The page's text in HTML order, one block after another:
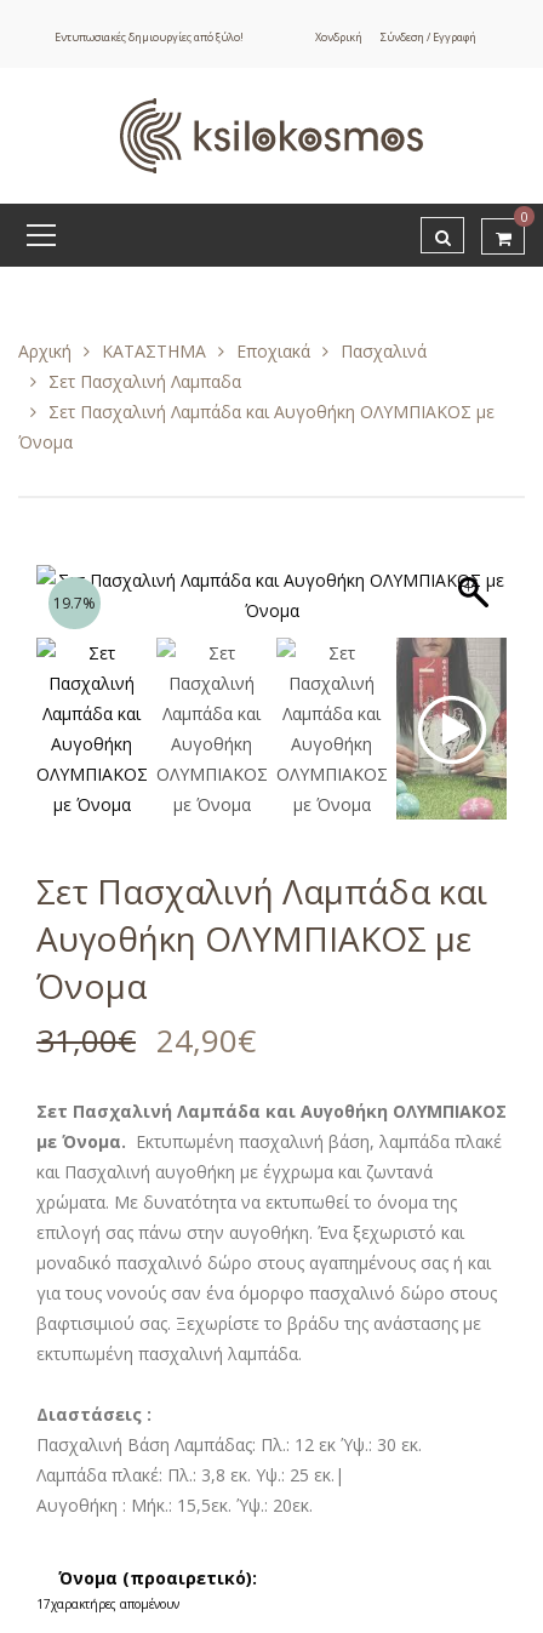
Εντυπωσιακές δημιουργίες από ξύλο! Χονδρική Σύνδεση / Εγγραφή
0
Αρχική ΚΑΤΑΣΤΗΜΑ Εποχιακά
Πασχαλινά
Σετ Πασχαλινή Λαμπαδα
Σετ Πασχαλινή Λαμπάδα και Αυγοθήκη ΟΛΥΜΠΙΑΚΟΣ με
Όνομα
19.7%
Σετ Πασχαλινή Λαμπάδα και
Αυγοθήκη ΟΛΥΜΠΙΑΚΟΣ με
Όνομα
31,00€ 24,90€
Σετ Πασχαλινή Λαμπάδα και Αυγοθήκη ΟΛΥΜΠΙΑΚΟΣ
με Όνομα. Εκτυπωμένη πασχαλινή βάση, λαμπάδα πλακέ
και Πασχαλινή αυγοθήκη με έγχρωμα και ζωντανά
χρώματα. Με δυνατότητα να εκτυπωθεί το όνομα της
επιλογή σας πάνω στην αυγοθήκη. Ένα ξεχωριστό και
μοναδικό πασχαλινό δώρο στους αγαπημένους σας ή και
για τους νονούς σαν ένα όμορφο πασχαλινό δώρο στους
βαφτισιμιού σας. Ξεχωρίστε το βράδυ της ανάστασης με
εκτυπωμένη πασχαλινή λαμπάδα.
Διαστάσεις :
Πασχαλινή Βάση Λαμπάδας: Πλ.: 12 εκ Ύψ.: 30 εκ.
Λαμπάδα πλακέ: Πλ.: 3,8 εκ. Υψ.: 25 εκ.|
Αυγοθήκη : Μήκ.: 15,5εκ. Ύψ.: 20εκ.
Όνομα (προαιρετικό):
17χαρακτήρες απομένουν